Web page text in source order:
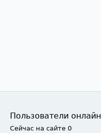
Пользователи онлайн
Сейчас на сайте 0